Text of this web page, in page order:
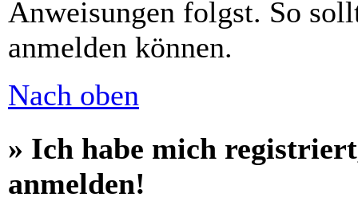
Anweisungen folgst. So
anmelden können.
Nach oben
» Ich habe mich
anmelden!